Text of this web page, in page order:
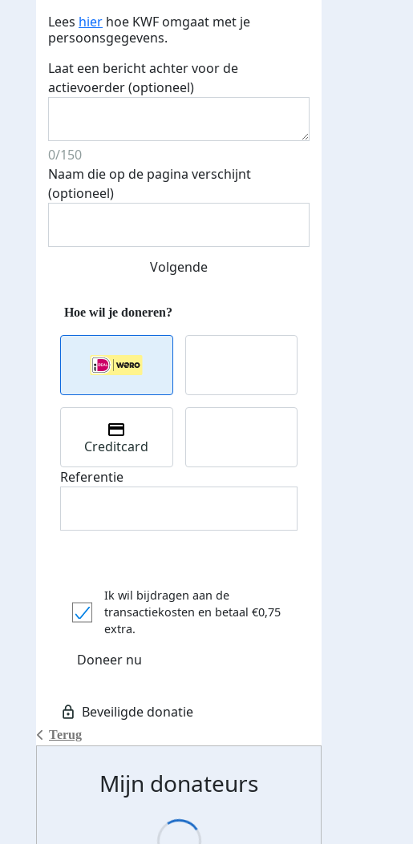
Lees hier hoe KWF omgaat met je
persoonsgegevens.
Laat een bericht achter voor de
actievoerder (optioneel)
0/150
Naam die op de pagina verschijnt
(optioneel)
Volgende
Terug
Creditcard
Referentie
Ik wil bijdragen aan de
transactiekosten en betaal €0,75
extra.
Doneer nu
Mijn donateurs